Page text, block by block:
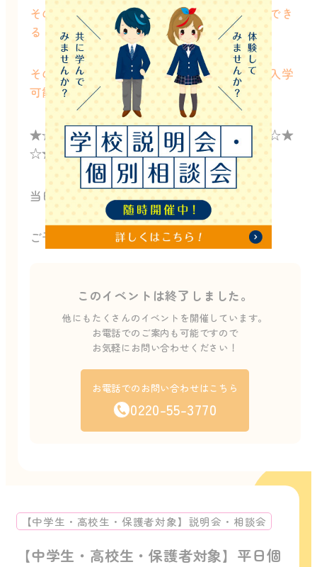
その②通信制の仕組みや通い方がイメージでき
る！
その③学費や入学（転編入学希望者は随時入学
可能）についての詳細を聞ける！
★☆★☆★☆★☆★☆★☆★☆★☆★☆★☆★
☆★☆★☆★☆
当日予約ももちろん可能です！
ご予約お待ちしております
このイベントは終了しました。
他にもたくさんのイベントを開催しています。
お電話でのご案内も可能ですので
お気軽にお問い合わせください！
お電話でのお問い合わせはこちら
0220-55-3770
【中学生・高校生・保護者対象】平日個
【中学生・高校生・保護者対象】説明会・相談会